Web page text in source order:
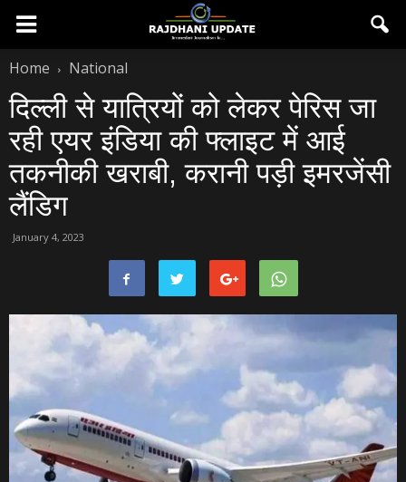
Home National
दिल्‍ली से यात्रियों को लेकर पेरिस जा
रही एयर इंडिया की फ्लाइट में आई
तकनीकी खराबी, करानी पड़ी इमरजेंसी
लैंडिग
January 4, 2023